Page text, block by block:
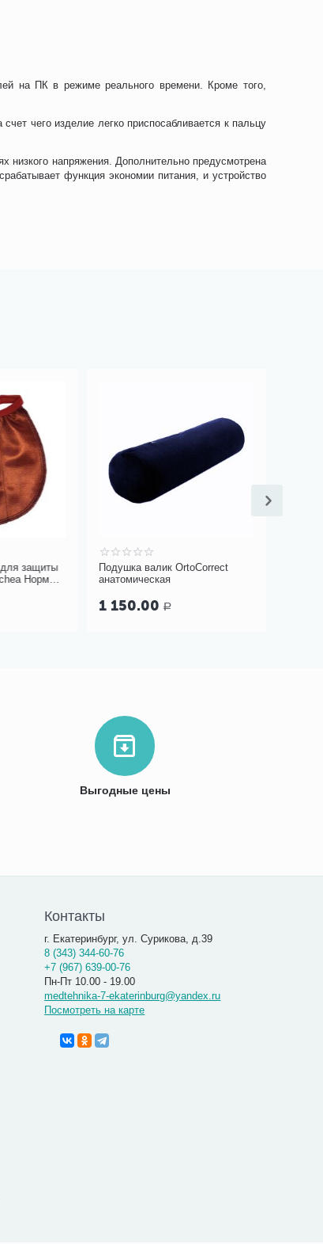
на ПК в режиме реального времени. Кроме того,
чего изделие легко приспосабливается к пальцу
низкого напряжения. Дополнительно предусмотрена
функция экономии питания, и устройство
защиты
Норм
Подушка валик OrtoCorrect
анатомическая
1 150.00 Р
Выгодные цены
Контакты
г. Екатеринбург, ул. Сурикова, д.39
8 (343) 344-60-76
+7 (967) 639-00-76
Пн-Пт 10.00 - 19.00
medtehnika-7-ekaterinburg@yandex.ru
Посмотреть на карте